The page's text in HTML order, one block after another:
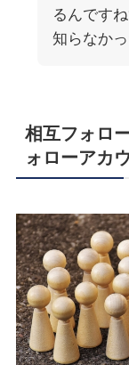
るんです
知らなかっ
相互フォロ
ォローアカ